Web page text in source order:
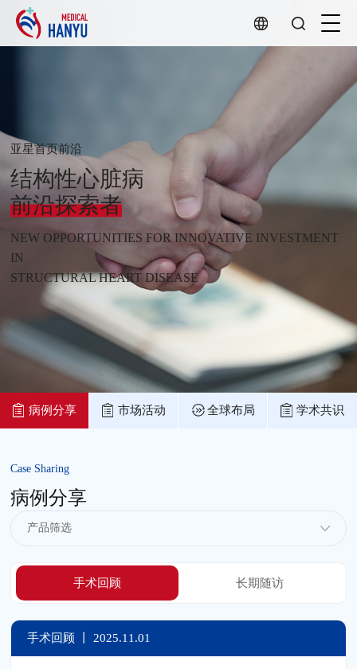
亚星首页前沿
结构性心脏病
前沿探索者
NEW OPPORTUNITIES FOR INNOVATIVE INVESTMENT
IN
STRUCTURAL HEART DISEASE
病例分享 市场活动 全球布局 学术共识
Case Sharing
病例分享
手术回顾 长期随访
手术回顾 丨 2025.11.01